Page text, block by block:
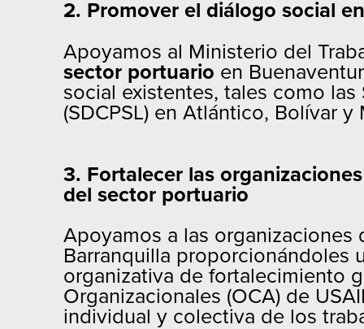
2. Promover el diálogo social
Apoyamos al Ministerio del
sector portuario en
social existentes, tales como
(SDCPSL) en Atlántico, Bolívar
3. Fortalecer las
del sector portuario
Apoyamos a las organizaciones
Barranquilla proporcionándoles
organizativa de fortalecimiento
Organizacionales (OCA) de
individual y colectiva de los